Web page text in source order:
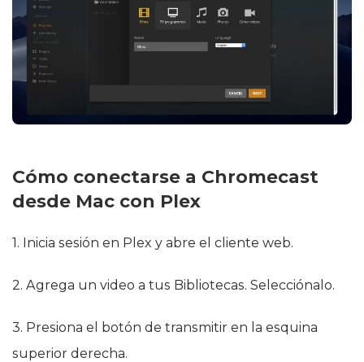
Cómo conectarse a Chromecast
desde Mac con Plex
1. Inicia sesión en Plex y abre el cliente web.
2. Agrega un video a tus Bibliotecas. Selecciónalo.
3. Presiona el botón de transmitir en la esquina
superior derecha.